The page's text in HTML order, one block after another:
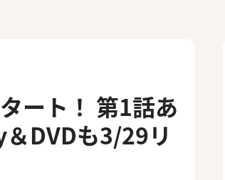
ート！ 第1話あ
DVDも3/29リ